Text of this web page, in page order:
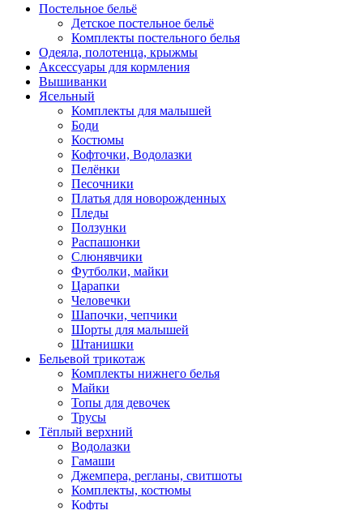
Постельное бельё
Детское постельное бельё
Комплекты постельного белья
Одеяла, полотенца, крыжмы
Аксессуары для кормления
Вышиванки
Ясельный
Комплекты для малышей
Боди
Костюмы
Кофточки, Водолазки
Пелёнки
Песочники
Платья для новорожденных
Пледы
Ползунки
Распашонки
Слюнявчики
Футболки, майки
Царапки
Человечки
Шапочки, чепчики
Шорты для малышей
Штанишки
Бельевой трикотаж
Комплекты нижнего белья
Майки
Топы для девочек
Трусы
Тёплый верхний
Водолазки
Гамаши
Джемпера, регланы, свитшоты
Комплекты, костюмы
Кофты